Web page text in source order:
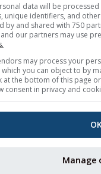
для
data will be
unique identifiers, and
by and shared with 750
and our partners may use
may process your
which you can object to by
at the bottom of this page
consent in privacy and
Manage